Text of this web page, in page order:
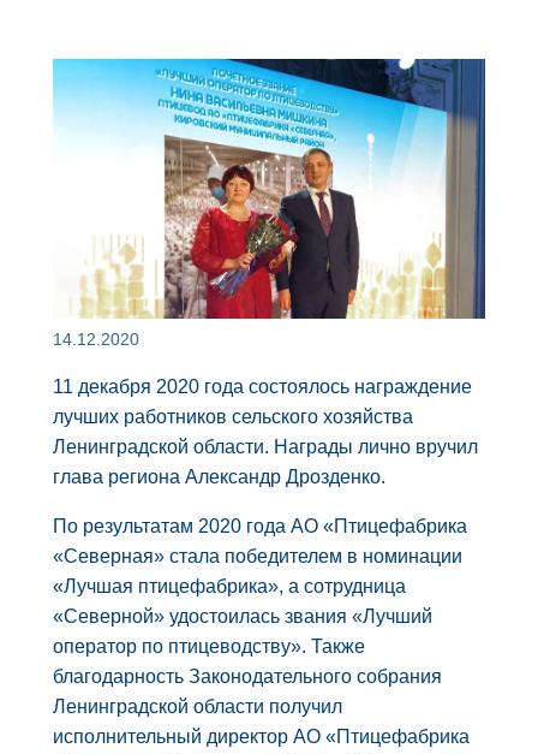
14.12.2020
11 декабря 2020 года состоялось награждение
лучших работников сельского хозяйства
Ленинградской области. Награды лично вручил
глава региона Александр Дрозденко.
По результатам 2020 года АО «Птицефабрика
«Северная» стала победителем в номинации
«Лучшая птицефабрика», а сотрудница
«Северной» удостоилась звания «Лучший
оператор по птицеводству». Также
благодарность Законодательного собрания
Ленинградской области получил
исполнительный директор АО «Птицефабрика